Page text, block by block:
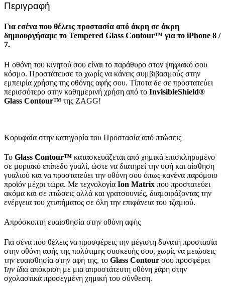
Περιγραφή
Για εσένα που θέλεις προστασία από άκρη σε άκρη
δημιουργήσαμε το Tempered Glass Contour™ για το iPhone 8 /
7.
Η οθόνη του κινητού σου είναι το παράθυρο στον ψηφιακό σου
κόσμο. Προστάτευσε το χωρίς να κάνεις συμβιβασμούς στην
εμπειρία χρήσης της οθόνης αφής σου. Τίποτα δε σε προστατεύει
περισσότερο στην καθημερινή χρήση από το InvisibleShield®
Glass Contour™ της ZAGG!
Κορυφαία στην κατηγορία του Προστασία από πτώσεις
Το Glass Contour™ κατασκευάζεται από χημικά επισκληρυμένο
σε μοριακό επίπεδο γυαλί, ώστε να διατηρεί την υφή και αίσθηση
γυαλιού και να προστατεύει την οθόνη σου όπως κανένα παρόμοιο
προϊόν μέχρι τώρα. Με τεχνολογία Ion Matrix που προστατεύει
ακόμα και σε πτώσεις αλλά και γρατσουνιές, διαμοιράζοντας την
ενέργεια του χτυπήματος σε όλη την επιφάνεια του τζαμιού.
Απρόσκοπτη ευαισθησία στην οθόνη αφής
Για σένα που θέλεις να προσφέρεις την μέγιστη δυνατή προστασία
στην οθόνη αφής της πολύτιμης συσκευής σου, χωρίς να μειώσεις
την ευαισθησία στην αφή της, το Glass Contour σου προσφέρει
την ίδιααπόκριση με μια απροστάτευτη οθόνη χάρη στην
σχολαστικά προσεγμένη χημική του σύνθεση.